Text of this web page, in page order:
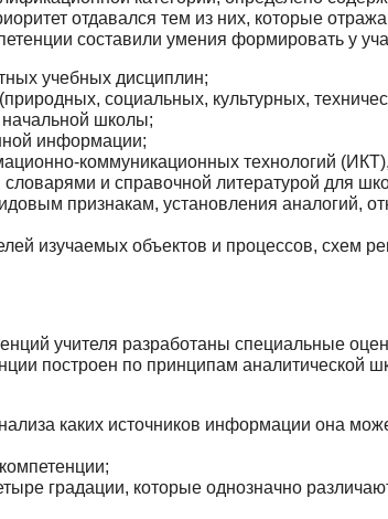
отдавался тем из них, которые
составили умения формировать у
учеб­ных дисциплин;
социальных, культурных,
начальной школы;
ин­формации;
коммуникационных технологий
и справочной литературой для
признакам, установления аналогий,
изуча­емых объектов и процессов, схем
учителя разработаны специальные
построен по принципам аналитической
ка­ких источников информации она
гра­дации, которые однозначно